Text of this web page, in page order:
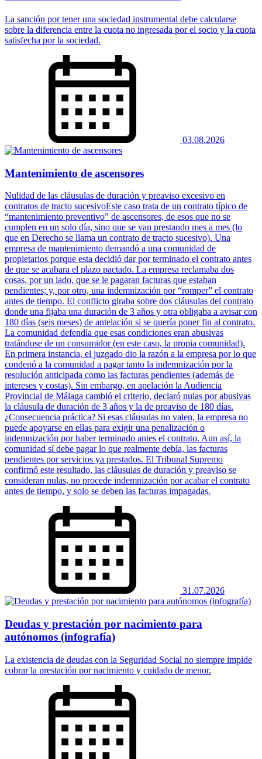
La sanción por tener una sociedad instrumental debe calcularse
sobre la diferencia entre la cuota no ingresada por el socio y la cuota
satisfecha por la sociedad.
03.08.2026
Mantenimiento de ascensores
Nulidad de las cláusulas de duración y preaviso excesivo en
contratos de tracto sucesivoEste caso trata de un contrato típico de
“mantenimiento preventivo” de ascensores, de esos que no se
cumplen en un solo día, sino que se van prestando mes a mes (lo
que en Derecho se llama un contrato de tracto sucesivo). Una
empresa de mantenimiento demandó a una comunidad de
propietarios porque esta decidió dar por terminado el contrato antes
de que se acabara el plazo pactado. La empresa reclamaba dos
cosas, por un lado, que se le pagaran facturas que estaban
pendientes; y, por otro, una indemnización por “romper” el contrato
antes de tiempo. El conflicto giraba sobre dos cláusulas del contrato
donde una fijaba una duración de 3 años y otra obligaba a avisar con
180 días (seis meses) de antelación si se quería poner fin al contrato.
La comunidad defendía que esas condiciones eran abusivas
tratándose de un consumidor (en este caso, la propia comunidad).
En primera instancia, el juzgado dio la razón a la empresa por lo que
condenó a la comunidad a pagar tanto la indemnización por la
resolución anticipada como las facturas pendientes (además de
intereses y costas). Sin embargo, en apelación la Audiencia
Provincial de Málaga cambió el criterio, declaró nulas por abusivas
la cláusula de duración de 3 años y la de preaviso de 180 días.
¿Consecuencia práctica? Si esas cláusulas no valen, la empresa no
puede apoyarse en ellas para exigir una penalización o
indemnización por haber terminado antes el contrato. Aun así, la
comunidad sí debe pagar lo que realmente debía, las facturas
pendientes por servicios ya prestados. El Tribunal Supremo
confirmó este resultado, las cláusulas de duración y preaviso se
consideran nulas, no procede indemnización por acabar el contrato
antes de tiempo, y solo se deben las facturas impagadas.
31.07.2026
Deudas y prestación por nacimiento para
autónomos (infografía)
La existencia de deudas con la Seguridad Social no siempre impide
cobrar la prestación por nacimiento y cuidado de menor.